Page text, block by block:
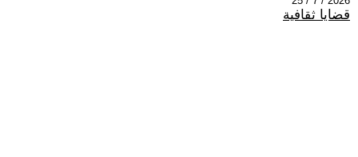
قضايا ثقافية